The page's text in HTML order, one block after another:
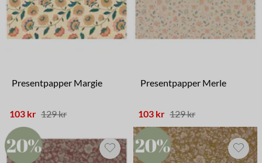
Presentpapper Margie
103 kr 129 kr
Presentpapper Merle
103 kr 129 kr